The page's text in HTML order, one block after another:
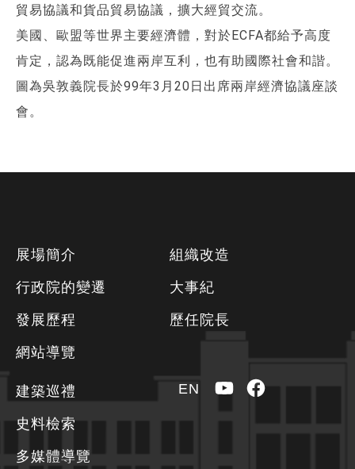
貿易協議和貨品貿易協議，擴大經貿交流。
美國、歐盟等世界主要經濟體，對於ECFA都給予高度
肯定，認為既能促進兩岸互利，也有助國際社會和諧。
圖為吳敦義院長於99年3月20日出席兩岸經濟協議座談
會。
展場簡介
行政院的變遷
發展歷程
網站導覽
組織改造
大事紀
歷任院長
建築巡禮
史料檢索
多媒體導覽
EN YouTubeFacebook